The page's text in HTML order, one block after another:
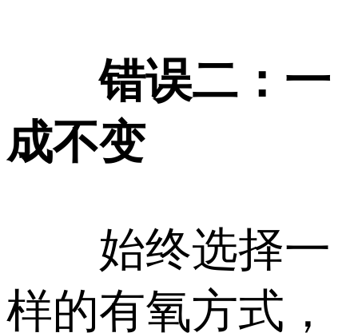
错误二：一
成不变
始终选择一
样的有氧方式，